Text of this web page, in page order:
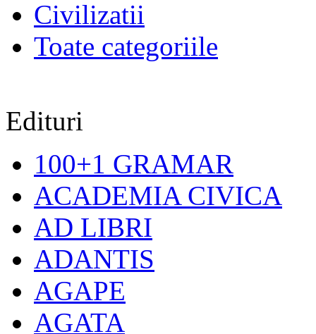
Civilizatii
Toate categoriile
Edituri
100+1 GRAMAR
ACADEMIA CIVICA
AD LIBRI
ADANTIS
AGAPE
AGATA